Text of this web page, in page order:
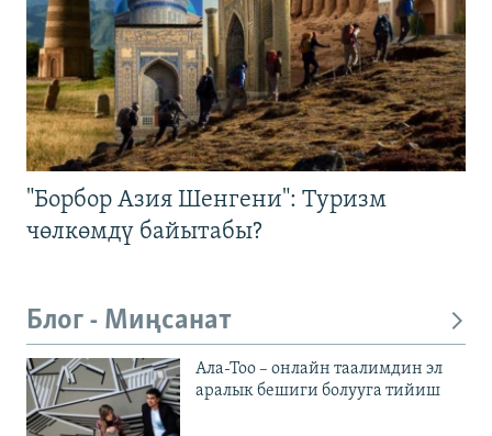
"Борбор Азия Шенгени": Туризм
чөлкөмдү байытабы?
Блог - Миңсанат
Ала-Тоо – онлайн таалимдин эл
аралык бешиги болууга тийиш